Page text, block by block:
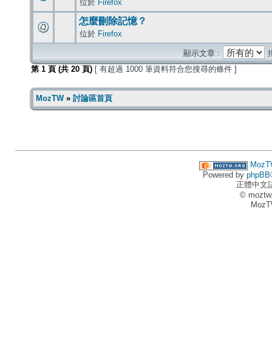
位於 Firefox
怎麼刪除記憶？
位於 Firefox
顯示文章 :
第 1 頁 (共 20 頁) [ 有超過 1000 筆資料符合您搜尋的條件 ]
MozTW» 討論區首頁
Powered by phpBB
正體中文
©